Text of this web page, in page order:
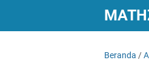
Beranda /